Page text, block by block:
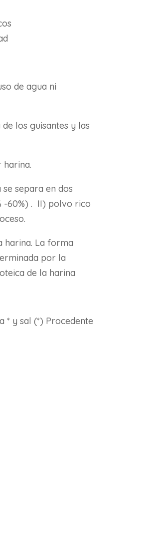
de agua ni
los guisantes y las
harina.
separa en dos
-60%) . II) polvo rico
harina. La forma
por la
de la harina
* y sal (*) Procedente